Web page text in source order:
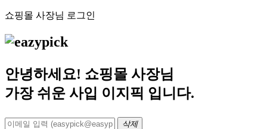
쇼핑몰 사장님 로그인
안녕하세요! 쇼핑몰 사장님
가장 쉬운 사입 이지픽 입니다.
삭제